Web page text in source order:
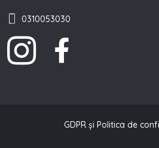
0310053030
GDPR și Politica de